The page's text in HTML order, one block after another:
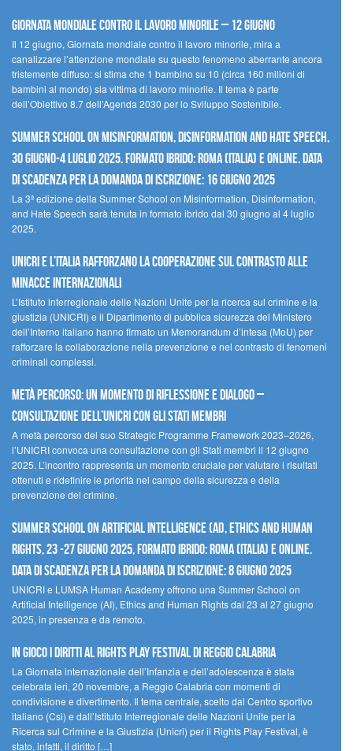
Giornata mondiale contro il lavoro minorile – 12 giugno
Il 12 giugno, Giornata mondiale contro il lavoro minorile, mira a
canalizzare l’attenzione mondiale su questo fenomeno aberrante ancora
tristemente diffuso: si stima che 1 bambino su 10 (circa 160 milioni di
bambini al mondo) sia vittima di lavoro minorile. Il tema è parte
dell’Obiettivo 8.7 dell’Agenda 2030 per lo Sviluppo Sostenibile.
Summer School on Misinformation, Disinformation and Hate Speech,
30 giugno-4 luglio 2025. Formato ibrido: Roma (Italia) e online. Data
di scadenza per la domanda di iscrizione: 16 giugno 2025
La 3ª edizione della Summer School on Misinformation, Disinformation,
and Hate Speech sarà tenuta in formato ibrido dal 30 giugno al 4 luglio
2025.
UNICRI e l’Italia rafforzano la cooperazione sul contrasto alle
minacce internazionali
L’Istituto interregionale delle Nazioni Unite per la ricerca sul crimine e la
giustizia (UNICRI) e il Dipartimento di pubblica sicurezza del Ministero
dell’Interno italiano hanno firmato un Memorandum d’intesa (MoU) per
rafforzare la collaborazione nella prevenzione e nel contrasto di fenomeni
criminali complessi.
Metà percorso: un momento di riflessione e dialogo –
Consultazione dell’UNICRI con gli Stati membri
A metà percorso del suo Strategic Programme Framework 2023–2026,
l’UNICRI convoca una consultazione con gli Stati membri il 12 giugno
2025. L’incontro rappresenta un momento cruciale per valutare i risultati
ottenuti e ridefinire le priorità nel campo della sicurezza e della
prevenzione del crimine.
Summer School on Artificial Intelligence (AI), Ethics and Human
Rights, 23 -27 giugno 2025, Formato Ibrido: Roma (Italia) e online.
Data di scadenza per la domanda di iscrizione: 8 giugno 2025
UNICRI e LUMSA Human Academy offrono una Summer School on
Artificial Intelligence (AI), Ethics and Human Rights dal 23 al 27 giugno
2025, in presenza e da remoto.
In gioco i diritti al Rights Play Festival di Reggio Calabria
La Giornata internazionale dell’Infanzia e dell’adolescenza è stata
celebrata ieri, 20 novembre, a Reggio Calabria con momenti di
condivisione e divertimento. Il tema centrale, scelto dal Centro sportivo
italiano (Csi) e dall’Istituto Interregionale delle Nazioni Unite per la
Ricerca sul Crimine e la Giustizia (Unicri) per il Rights Play Festival, è
stato, infatti, il diritto […]